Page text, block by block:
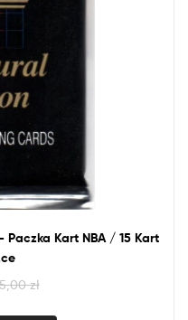
Paczka Kart NBA/ 15 Kart
zł